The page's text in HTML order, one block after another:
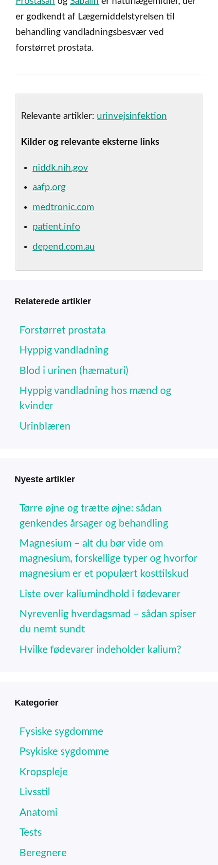
er godkendt af Lægemiddelstyrelsen til
behandling vandladningsbesvær ved
forstørret prostata.
Relevante artikler: urinvejsinfektion
Kilder og relevante eksterne links
niddk.nih.gov
aafp.org
medtronic.com
patient.info
depend.com.au
Relaterede artikler
Forstørret prostata
Hyppig vandladning
Blod i urinen (hæmaturi)
Hyppig vandladning hos mænd og
kvinder
Urinblæren
Nyeste artikler
Tørre øjne og trætte øjne: sådan
genkendes årsager og behandling
Magnesium – alt du bør vide om
magnesium, forskellige typer og hvorfor
magnesium er et populært kosttilskud
Liste over kaliumindhold i fødevarer
Nyrevenlig hverdagsmad – sådan spiser
du nemt sundt
Hvilke fødevarer indeholder kalium?
Kategorier
Fysiske sygdomme
Psykiske sygdomme
Kropspleje
Livsstil
Anatomi
Tests
Beregnere